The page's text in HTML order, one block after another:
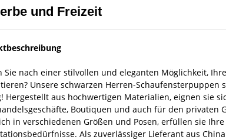
und Freizeit
Sie nach einer stilvollen und eleganten Möglichkeit,
Unsere schwarzen Herren-Schaufensterpuppen
Hergestellt aus hochwertigen Materialien, eignen sie
Boutiquen und auch für den privaten
in verschiedenen Größen und Posen, erfüllen sie
Als zuverlässiger Lieferant aus